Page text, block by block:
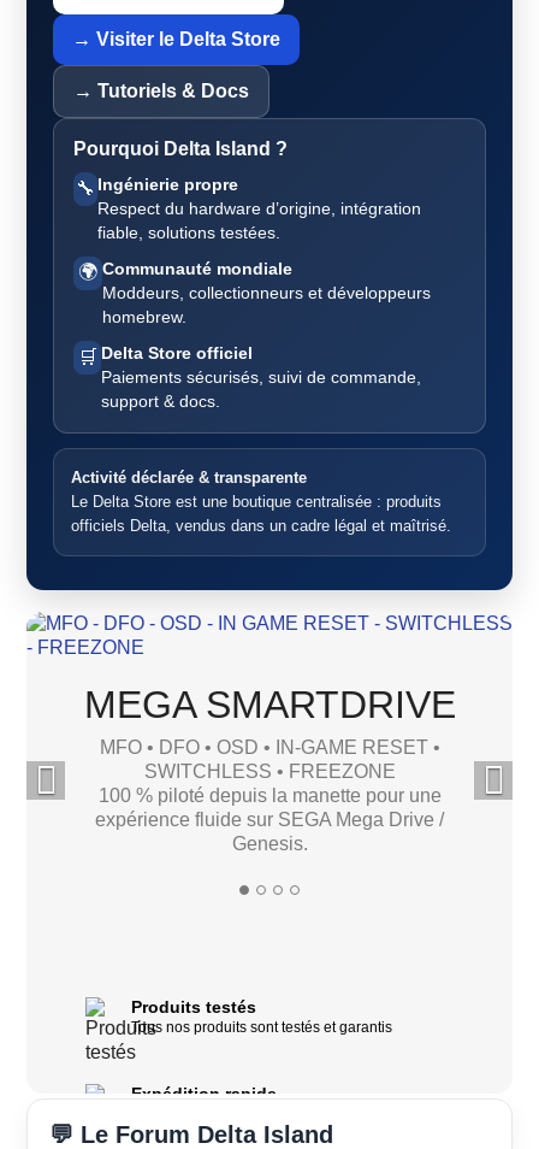
→ Visiter le Delta Store
→ Tutoriels & Docs
Pourquoi Delta Island ?
🔧 Ingénierie propre
Respect du hardware d’origine, intégration
fiable, solutions testées.
🌍 Communauté mondiale
Moddeurs, collectionneurs et développeurs
homebrew.
🛒 Delta Store officiel
Paiements sécurisés, suivi de commande,
support & docs.
Activité déclarée & transparente
Le Delta Store est une boutique centralisée : produits
officiels Delta, vendus dans un cadre légal et maîtrisé.
💬 Le Forum Delta Island